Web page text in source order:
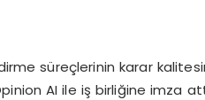
süreçlerinin karar
AI ile iş birliğine imza